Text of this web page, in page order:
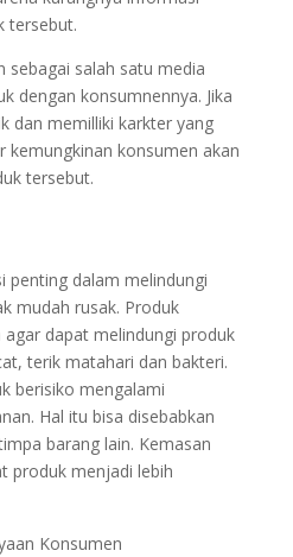
tersebut.
sebagai salah satu media
dengan konsumnennya. Jika
dan memilliki karkter yang
kemungkinan konsumen akan
tersebut.
penting dalam melindungi
mudah rusak. Produk
dapat melindungi produk
terik matahari dan bakteri.
berisiko mengalami
Hal itu bisa disebabkan
barang lain. Kemasan
produk menjadi lebih
Konsumen